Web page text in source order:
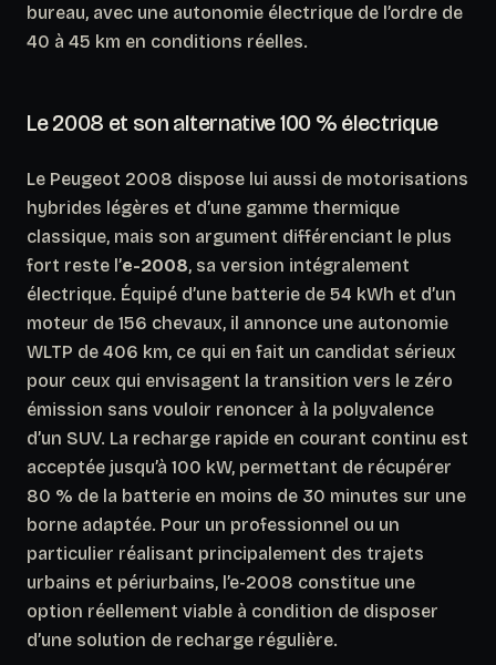
bureau, avec une autonomie électrique de l’ordre de
40 à 45 km en conditions réelles.
Le 2008 et son alternative 100 % électrique
Le Peugeot 2008 dispose lui aussi de motorisations
hybrides légères et d’une gamme thermique
classique, mais son argument différenciant le plus
fort reste l’e-2008, sa version intégralement
électrique. Équipé d’une batterie de 54 kWh et d’un
moteur de 156 chevaux, il annonce une autonomie
WLTP de 406 km, ce qui en fait un candidat sérieux
pour ceux qui envisagent la transition vers le zéro
émission sans vouloir renoncer à la polyvalence
d’un SUV. La recharge rapide en courant continu est
acceptée jusqu’à 100 kW, permettant de récupérer
80 % de la batterie en moins de 30 minutes sur une
borne adaptée. Pour un professionnel ou un
particulier réalisant principalement des trajets
urbains et périurbains, l’e-2008 constitue une
option réellement viable à condition de disposer
d’une solution de recharge régulière.